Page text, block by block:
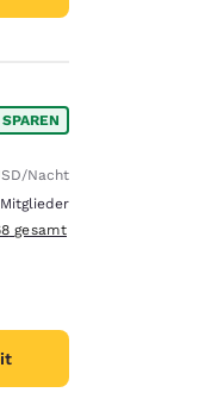
Preis:
Preis:
/Nacht
Gesamtdetails
gesamt